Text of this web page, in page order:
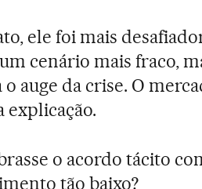
ele foi mais
cenário mais fraco,
o auge da crise. O
explicação.
o acordo tácito
tão baixo?